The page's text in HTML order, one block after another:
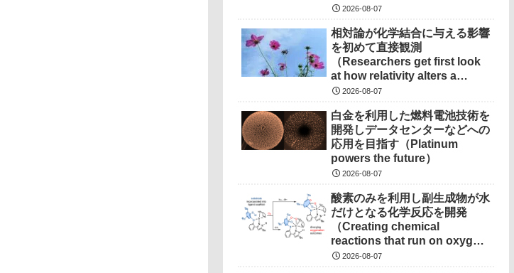
Research Points to
2026-08-07
相対論が化学結合に与える影響
を初めて直接観測
（Researchers get first look
at how relativity alters a
chemical bond）
2026-08-07
白金を利用した燃料電池技術を
開発しデータセンターなどへの
応用を目指す（Platinum
powers the future）
2026-08-07
酸素のみを利用し副生成物が水
だけとなる化学反応を開発
（Creating chemical
reactions that run on oxygen,
produce only water as
2026-08-07